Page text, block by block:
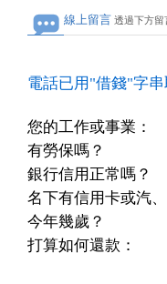
線上留言 透過下方留
電話已用"借錢"字
您的工作或事業：
有勞保嗎？
銀行信用正常嗎？
名下有信用卡或汽
今年幾歲？
打算如何還款：